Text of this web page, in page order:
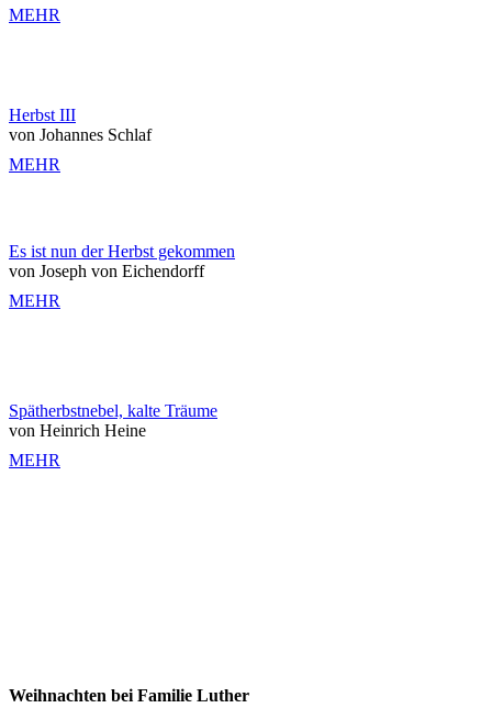
MEHR
Herbst III
von Johannes Schlaf
MEHR
Es ist nun der Herbst gekommen
von Joseph von Eichendorff
MEHR
Spätherbstnebel, kalte Träume
von Heinrich Heine
MEHR
Weihnachten bei Familie Luther